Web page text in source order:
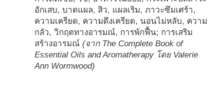
อักเสบ, บาดแผล, สิว, แผลเริม, ภาวะซึมเศร้า,
ความเครียด, ความตึงเครียด, นอนไม่หลับ, ความ
กลัว, วิกฤตทางอารมณ์, การพักฟื้น; การเสริม
สร้างอารมณ์ (จาก The Complete Book of
Essential Oils and Aromatherapy โดย Valerie
Ann Wormwood)